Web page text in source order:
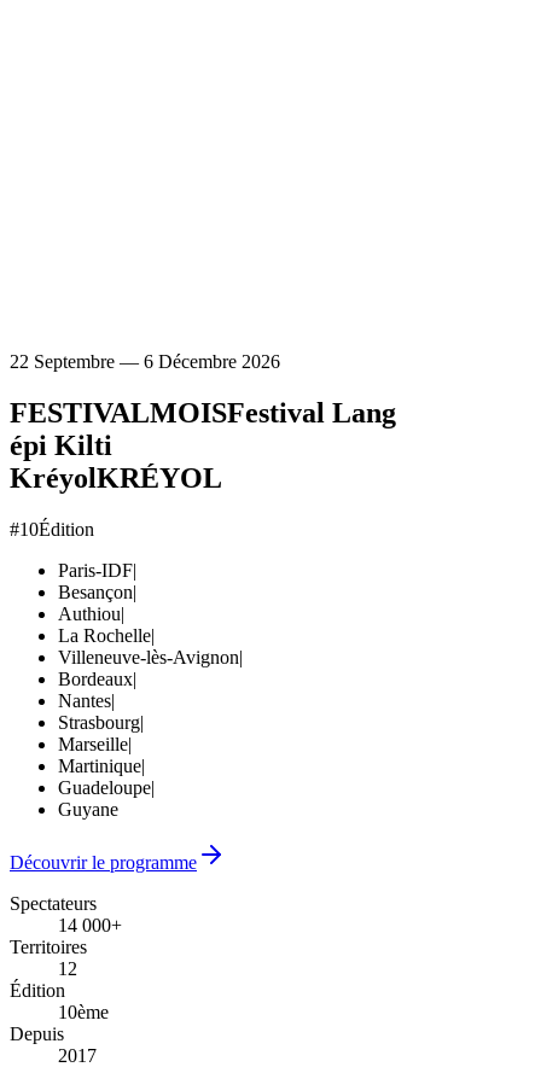
22 Septembre — 6 Décembre 2026
FESTIVALMOISFestival Lang
épi Kilti
KréyolKRÉYOL
#10Édition
Paris-IDF|
Besançon|
Authiou|
La Rochelle|
Villeneuve-lès-Avignon|
Bordeaux|
Nantes|
Strasbourg|
Marseille|
Martinique|
Guadeloupe|
Guyane
Découvrir le programme
Spectateurs
14 000+
14 000+
Territoires
12
12
Édition
10ème
10ème
Depuis
2017
2017